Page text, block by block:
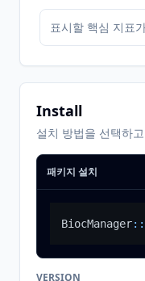
표시할 핵심 지표
Install
설치 방법을 선택하
패키지 설치
BiocManager::
VERSION